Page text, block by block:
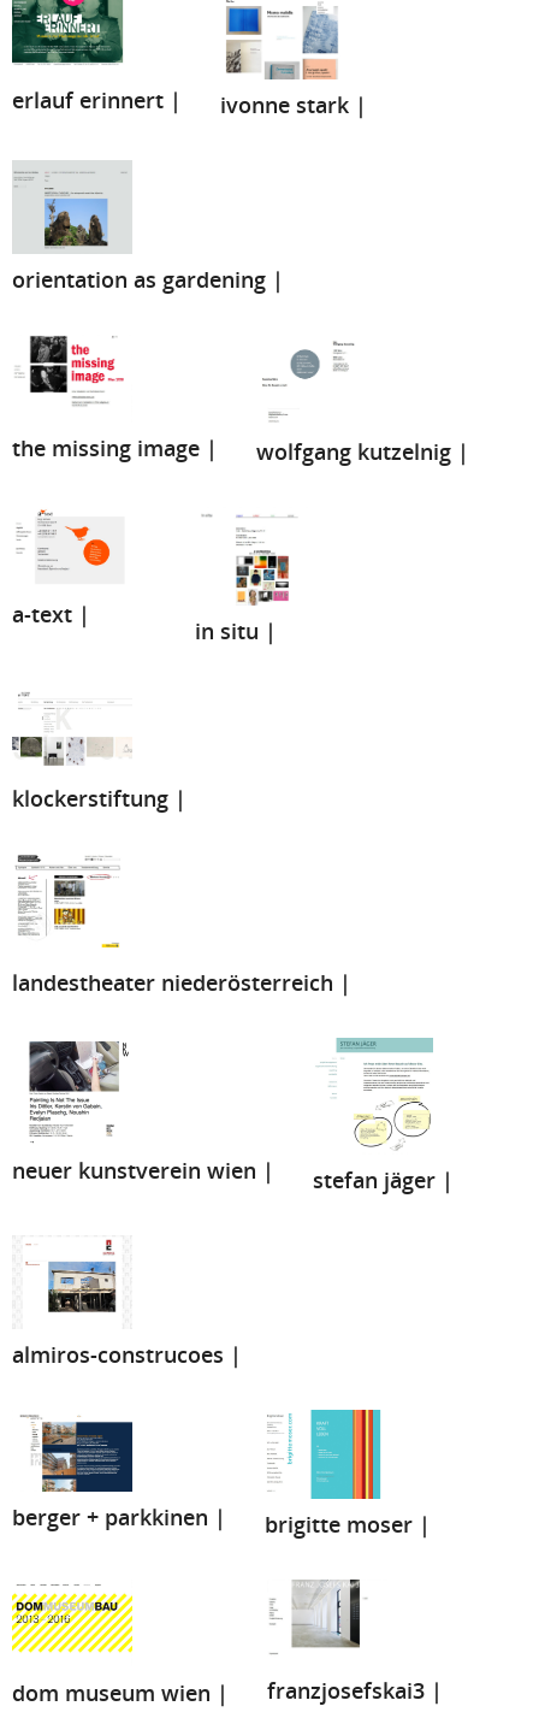
erlauf erinnert | ivonne stark |
orientation as gardening |
the missing image | wolfgang kutzelnig |
a-text |
in situ |
klockerstiftung |
landestheater niederösterreich |
neuer kunstverein wien | stefan jäger |
almiros-construcoes |
berger + parkkinen | brigitte moser |
dom museum wien | franzjosefskai3 |